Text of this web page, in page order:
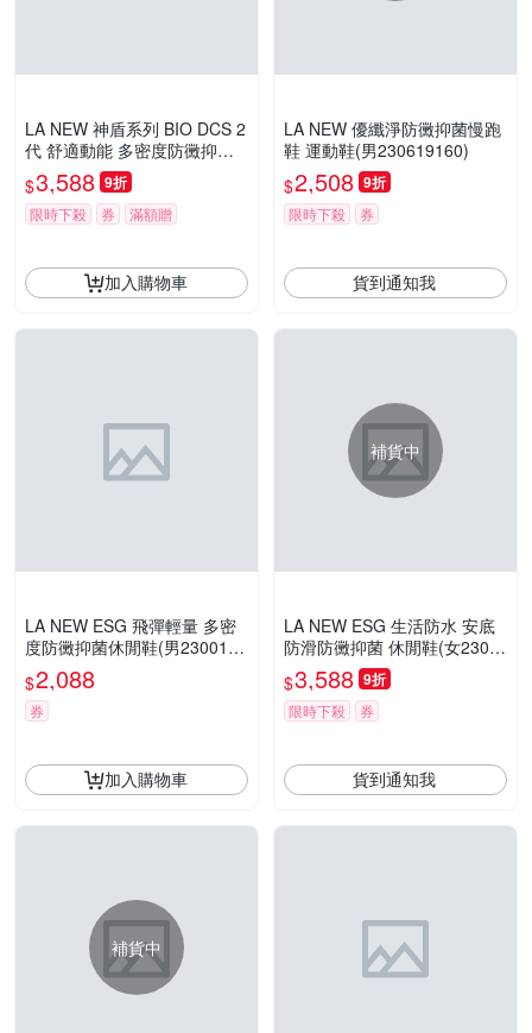
LA NEW 神盾系列 BIO DCS 2
代 舒適動能 多密度防黴抑菌
休閒鞋(男230018531)
$3,588 9折
限時下殺 券 滿額贈
加入購物車
LA NEW 優纖淨防黴抑菌慢跑
鞋 運動鞋(男230619160)
$2,508 9折
限時下殺 券
貨到通知我
LA NEW ESG 飛彈輕量 多密
度防黴抑菌休閒鞋(男2300107
45)
$2,088
券
加入購物車
補貨中
LA NEW ESG 生活防水 安底
防滑防黴抑菌 休閒鞋(女2300
20348)
$3,588 9折
限時下殺 券
貨到通知我
補貨中